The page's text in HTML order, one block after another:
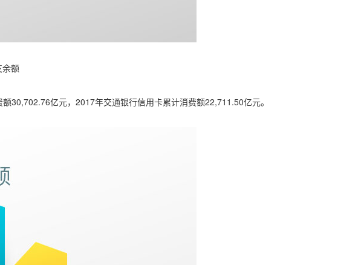
余额
30,702.76亿元，2017年交通银行信用卡累计消费额22,711.50亿元。